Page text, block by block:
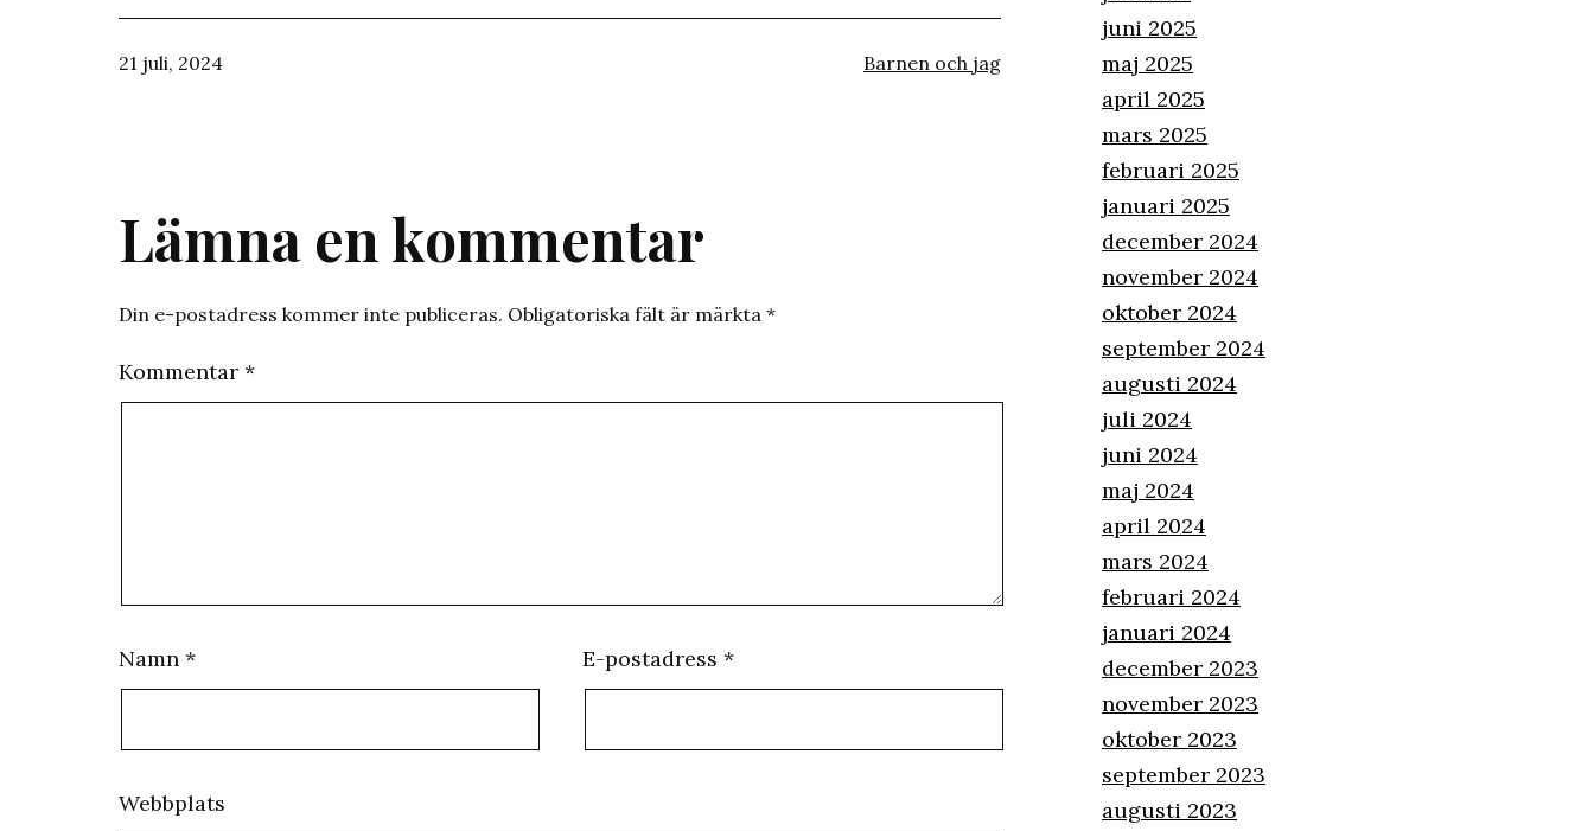
Publicerat
21 juli, 2024
Kategoriserat
Barnen och jag
Lämna en kommentar
Din e-postadress kommer inte publiceras. Obligatoriska fält är märkta *
Kommentar *
Namn * E-postadress *
Webbplats
juni 2025
maj 2025
april 2025
mars 2025
februari 2025
januari 2025
december 2024
november 2024
oktober 2024
september 2024
augusti 2024
juli 2024
juni 2024
maj 2024
april 2024
mars 2024
februari 2024
januari 2024
december 2023
november 2023
oktober 2023
september 2023
augusti 2023